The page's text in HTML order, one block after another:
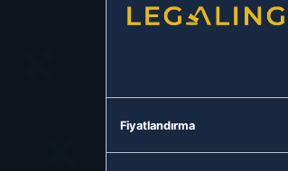
Fiyatlandırma